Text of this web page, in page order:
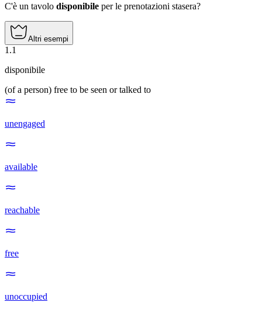
C'è un tavolo disponibile per le prenotazioni stasera?
Altri esempi
1 .1
disponibile
(of a person) free to be seen or talked to
unengaged
available
reachable
free
unoccupied